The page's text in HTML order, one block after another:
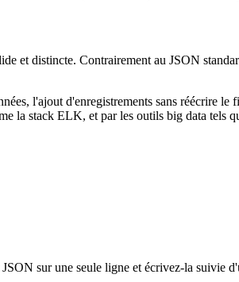
et distincte. Contrairement au JSON
l'ajout d'enregistrements sans réécrire
la stack ELK, et par les outils big data tels
sur une seule ligne et écrivez-la suivie